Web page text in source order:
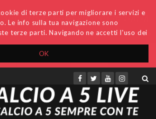
OK
di terze parti per migliorare i servizi e
Le info sulla tua navigazione sono
terze parti. Navigando ne accetti l'uso dei
Invio comunicati Redazione